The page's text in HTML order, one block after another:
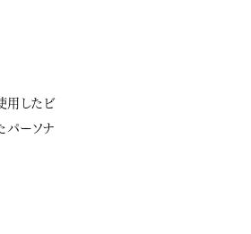
用したビ
パーソナ